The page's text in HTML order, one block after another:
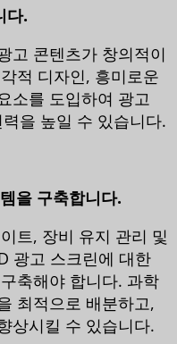
다.
고 콘텐츠가 창의적이
적 디자인, 흥미로운
소를 도입하여 광고
을 높일 수 있습니다.
을 구축합니다.
트, 장비 유지 관리 및
광고 스크린에 대한
축해야 합니다. 과학
최적으로 배분하고,
상시킬 수 있습니다.